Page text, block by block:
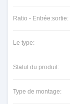
Ratio - Entrée:sortie:
Le type:
Statut du produit:
Type de montage: